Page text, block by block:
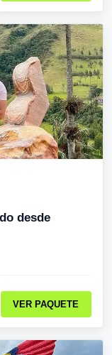
desde
VER PAQUETE